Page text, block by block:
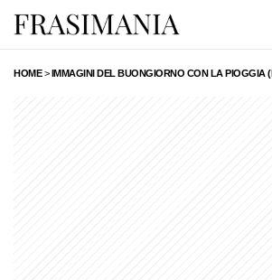
HOME>IMMAGINI DEL BUONGIORNO CON LA PIOGGIA